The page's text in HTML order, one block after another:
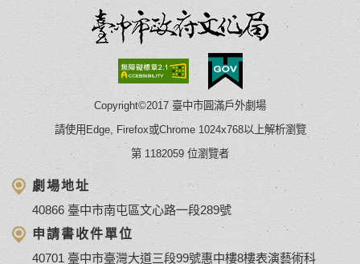
Copyright©2017 臺中市圓滿戶外劇場
請使用Edge, Firefox或Chrome 1024x768以上解析瀏覽
第 1182059 位瀏覽者
劇場地址
40866 臺中市南屯區文心路一段289號
申請書收件單位
40701 臺中市臺灣大道三段99號惠中樓8樓表演藝術科